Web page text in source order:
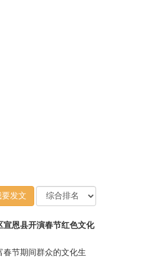
要发文
宣恩县开演春节红色文化
春节期间群众的文化生